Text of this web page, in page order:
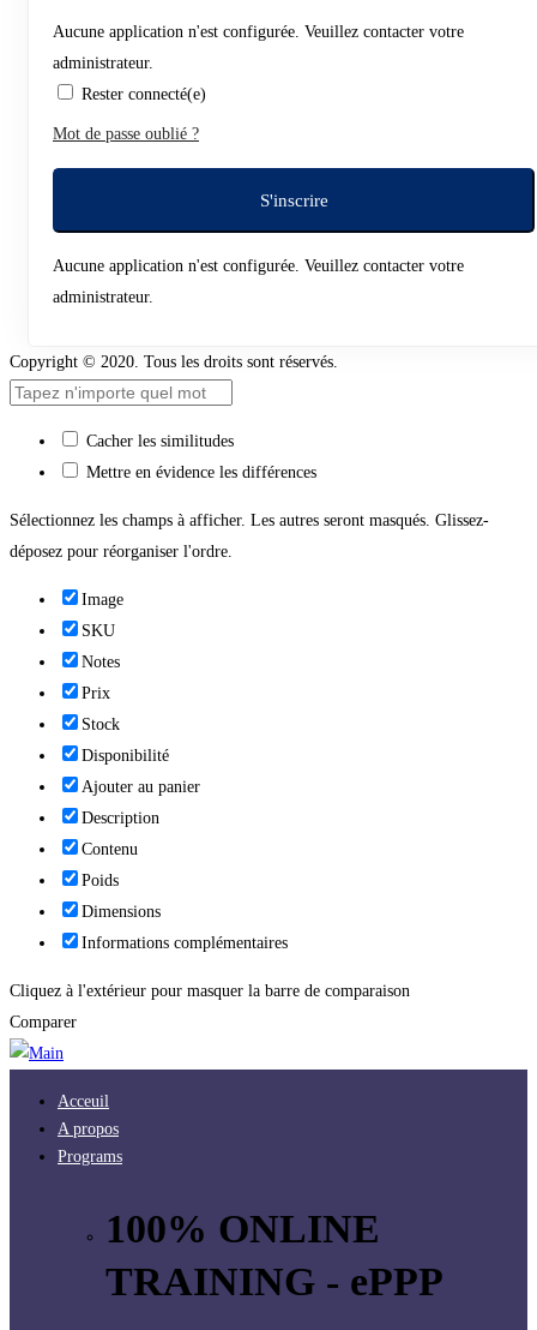
Aucune application n'est configurée. Veuillez contacter votre
administrateur.
Rester connecté(e)
Mot de passe oublié ?
S'inscrire
Aucune application n'est configurée. Veuillez contacter votre
administrateur.
Copyright © 2020. Tous les droits sont réservés.
Cacher les similitudes
Mettre en évidence les différences
Sélectionnez les champs à afficher. Les autres seront masqués. Glissez-
déposez pour réorganiser l'ordre.
Image
SKU
Notes
Prix
Stock
Disponibilité
Ajouter au panier
Description
Contenu
Poids
Dimensions
Informations complémentaires
Cliquez à l'extérieur pour masquer la barre de comparaison
Comparer
Acceuil
A propos
Programs
100% ONLINE
TRAINING - ePPP